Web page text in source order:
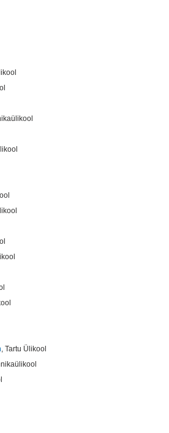
, Tartu Ülikool